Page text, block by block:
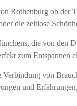
Rothenburg ob der
die zeitlose
die von den
zum Entspannen
von
und